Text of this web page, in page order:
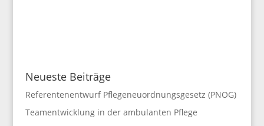
Neueste Beiträge
Referentenentwurf Pflegeneuordnungsgesetz (PNOG)
Teamentwicklung in der ambulanten Pflege